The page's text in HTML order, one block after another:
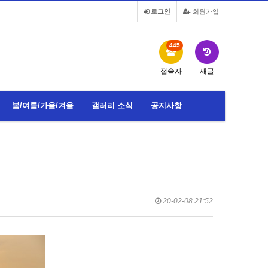
회원가입
로그인
접속자
445
새글
봄/여름/가을/겨울 갤러리 소식 공지사항
20-02-08 21:52